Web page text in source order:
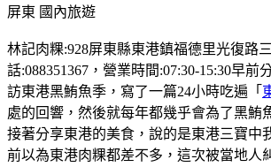
屏東 國內旅遊
林記肉粿:928屏東縣東港鎮福德里光復路
話:088351367，營業時間:07:30-15:30早前
訪東港黑鮪魚季，寫了一篇24小時吃遍「
處的回響，然後就每年都幾乎會為了黑鮪
接著分享東港的美食，說的是東港三寶中
前以為東港肉粿都差不多，這次被當地人